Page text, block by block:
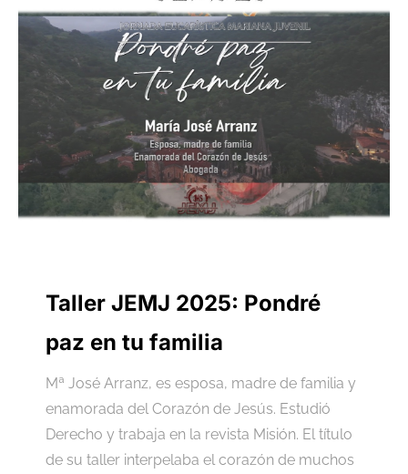
Taller JEMJ 2025: Pondré
paz en tu familia
Mª José Arranz, es esposa, madre de familia y
enamorada del Corazón de Jesús. Estudió
Derecho y trabaja en la revista Misión. El título
de su taller interpelaba el corazón de muchos